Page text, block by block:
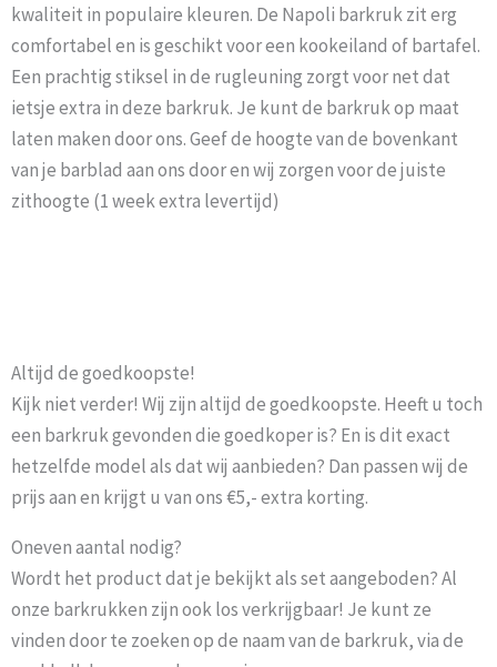
kwaliteit in populaire kleuren. De Napoli barkruk zit erg
comfortabel en is geschikt voor een kookeiland of bartafel.
Een prachtig stiksel in de rugleuning zorgt voor net dat
ietsje extra in deze barkruk. Je kunt de barkruk op maat
laten maken door ons. Geef de hoogte van de bovenkant
van je barblad aan ons door en wij zorgen voor de juiste
zithoogte (1 week extra levertijd)
Altijd de goedkoopste!
Kijk niet verder! Wij zijn altijd de goedkoopste. Heeft u toch
een barkruk gevonden die goedkoper is? En is dit exact
hetzelfde model als dat wij aanbieden? Dan passen wij de
prijs aan en krijgt u van ons €5,- extra korting.
Oneven aantal nodig?
Wordt het product dat je bekijkt als set aangeboden? Al
onze barkrukken zijn ook los verkrijgbaar! Je kunt ze
vinden door te zoeken op de naam van de barkruk, via de